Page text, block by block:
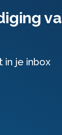
in je inbox